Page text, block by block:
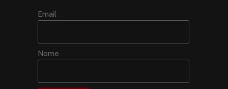
Email
Nome